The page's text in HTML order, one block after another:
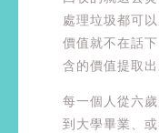
處理垃圾都可
價值就不在話
含的價值提取出
每一個人從六
到大學畢業、